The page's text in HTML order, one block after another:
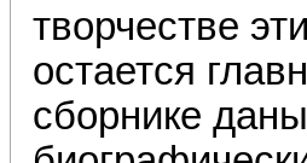
творчестве
остается
сборнике